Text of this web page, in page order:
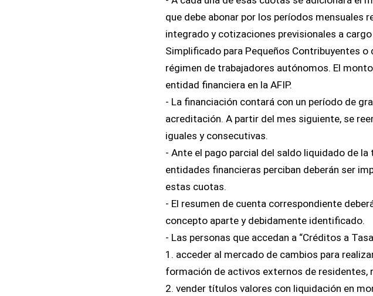
que debe abonar por los períodos mensuales
integrado y cotizaciones previsionales a
Simplificado para Pequeños Contribuyentes
régimen de trabajadores autónomos. El
entidad financiera en la AFIP.
- La financiación contará con un período de
acreditación. A partir del mes siguiente, se
iguales y consecutivas.
- Ante el pago parcial del saldo liquidado de
entidades financieras perciban deberán ser
estas cuotas.
- El resumen de cuenta correspondiente
concepto aparte y debidamente identificado.
- Las personas que accedan a “Créditos a
1. acceder al mercado de cambios para
formación de activos externos de residentes,
2. vender títulos valores con liquidación en